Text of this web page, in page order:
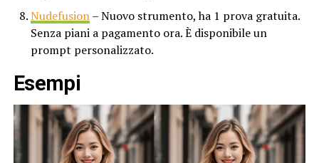
Nudefusion– Nuovo strumento, ha 1 prova gratuita.
Senza piani a pagamento ora. È disponibile un
prompt personalizzato.
Esempi